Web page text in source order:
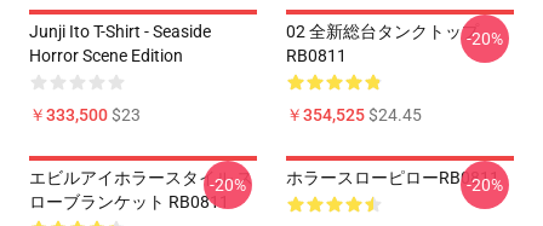
Junji Ito T-Shirt - Seaside
Horror Scene Edition
￥333,500$23
02 全新総台タンクトップ
RB0811
￥354,525$24.45
-20%
エビルアイホラースタイル ス
ローブランケット RB0811
-20% ホラースローピローRB0811
-20%